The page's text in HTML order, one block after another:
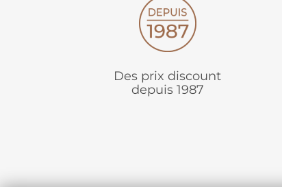
Des prix discount
depuis 1987